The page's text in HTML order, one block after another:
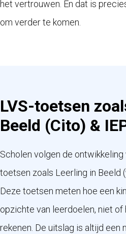
het vertrouwen. En dat is
om verder te komen.
LVS-toetsen
Beeld (Cito) &
Scholen volgen de ontwikkeling
toetsen zoals Leerling in Beeld
Deze toetsen meten hoe een
opzichte van leerdoelen, niet of
rekenen. De uitslag is altijd een